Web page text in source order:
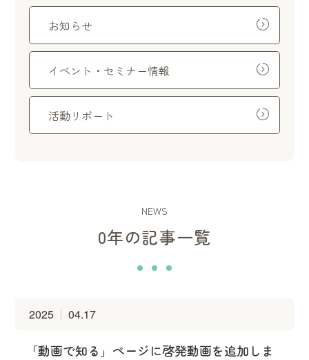
お知らせ
イベント・セミナー情報
活動リポート
NEWS
0年の記事一覧
2025 04.17
「動画で知る」ページに啓発動画を追加しま